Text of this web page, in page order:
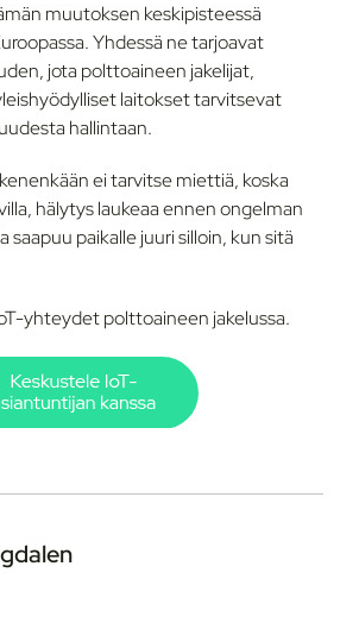
muutoksen keskipisteessä
Yhdessä ne tarjoavat
jota polttoaineen jakelijat,
laitokset tarvitsevat
hallintaan.
ei tarvitse miettiä, koska
hälytys laukeaa ennen ongelman
paikalle juuri silloin, kun sitä
yhteydet polttoaineen jakelussa.